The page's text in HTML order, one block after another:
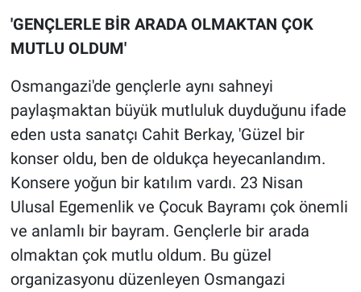
'GENÇLERLE BİR ARADA OLMAKTAN ÇOK
MUTLU OLDUM'
Osmangazi'de gençlerle aynı sahneyi
paylaşmaktan büyük mutluluk duyduğunu ifade
eden usta sanatçı Cahit Berkay, 'Güzel bir
konser oldu, ben de oldukça heyecanlandım.
Konsere yoğun bir katılım vardı. 23 Nisan
Ulusal Egemenlik ve Çocuk Bayramı çok önemli
ve anlamlı bir bayram. Gençlerle bir arada
olmaktan çok mutlu oldum. Bu güzel
organizasyonu düzenleyen Osmangazi